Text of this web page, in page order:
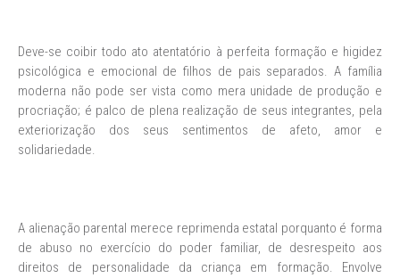
Deve-se coibir todo ato atentatório à perfeita formação e higidez
psicológica e emocional de filhos de pais separados. A família
moderna não pode ser vista como mera unidade de produção e
procriação; é palco de plena realização de seus integrantes, pela
exteriorização dos seus sentimentos de afeto, amor e
solidariedade.
A alienação parental merece reprimenda estatal porquanto é forma
de abuso no exercício do poder familiar, de desrespeito aos
direitos de personalidade da criança em formação. Envolve